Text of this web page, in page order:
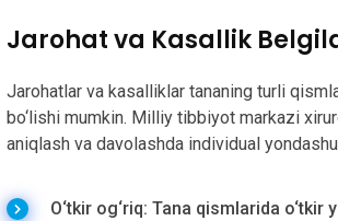
Jarohat va Kasallik
Jarohatlar va kasalliklar tananing turli
bo‘lishi mumkin. Milliy tibbiyot markazi
aniqlash va davolashda individual
O‘tkir og‘riq: Tana qismlarida